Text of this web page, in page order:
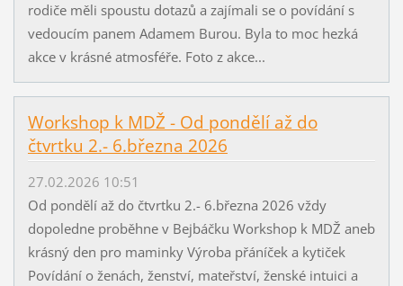
rodiče měli spoustu dotazů a zajímali se o povídání s
vedoucím panem Adamem Burou. Byla to moc hezká
akce v krásné atmosféře. Foto z akce...
Workshop k MDŽ - Od pondělí až do
čtvrtku 2.- 6.března 2026
27.02.2026 10:51
Od pondělí až do čtvrtku 2.- 6.března 2026 vždy
dopoledne proběhne v Bejbáčku Workshop k MDŽ aneb
krásný den pro maminky Výroba přáníček a kytiček
Povídání o ženách, ženství, mateřství, ženské intuici a